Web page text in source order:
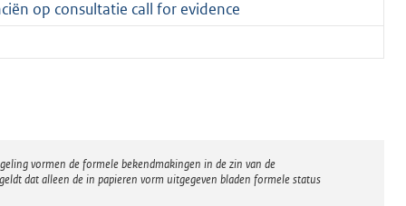
op consultatie call for evidence
vormen de formele bekendmakingen in de zin van de
dat alleen de in papieren vorm uitgegeven bladen formele status